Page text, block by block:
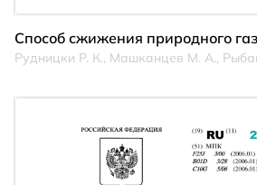
Способ сжижения природного
Рудницки Р. К., Машканцев М. А.,